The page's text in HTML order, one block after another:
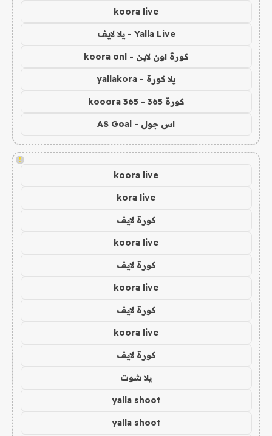
koora live
Yalla Live - يلا لايف
كورة اون لاين - koora onl
يلا كورة - yallakora
كورة 365 - kooora 365
اس جول - AS Goal
!
koora live
kora live
كورة لايف
koora live
كورة لايف
koora live
كورة لايف
koora live
كورة لايف
يلا شوت
yalla shoot
yalla shoot